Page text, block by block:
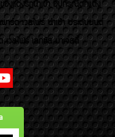
งเเต่งรถนำเข้า อุปกรณ์ตกแต่ง
าร์ด เวลไฟร์ นำเข้า ประดับยนต์
เวลไฟร์ เลกซัส มาเจสตี้